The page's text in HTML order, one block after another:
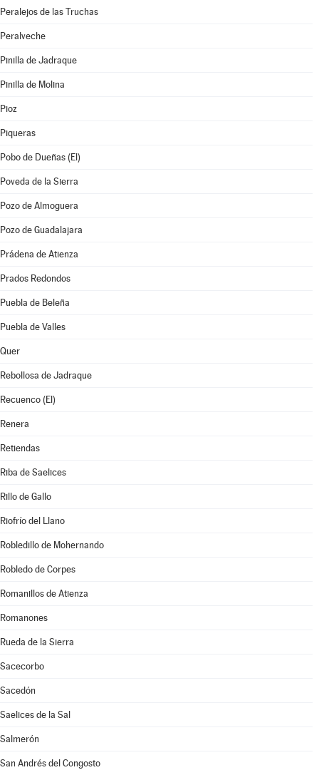
Peralejos de las Truchas
Peralveche
Pinilla de Jadraque
Pinilla de Molina
Pioz
Piqueras
Pobo de Dueñas (El)
Poveda de la Sierra
Pozo de Almoguera
Pozo de Guadalajara
Prádena de Atienza
Prados Redondos
Puebla de Beleña
Puebla de Valles
Quer
Rebollosa de Jadraque
Recuenco (El)
Renera
Retiendas
Riba de Saelices
Rillo de Gallo
Riofrío del Llano
Robledillo de Mohernando
Robledo de Corpes
Romanillos de Atienza
Romanones
Rueda de la Sierra
Sacecorbo
Sacedón
Saelices de la Sal
Salmerón
San Andrés del Congosto